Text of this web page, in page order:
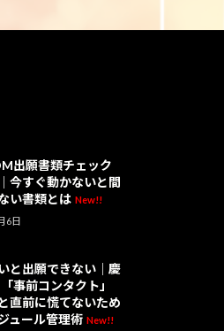
出願書類チェック
今すぐ動かないと間
い書類とは New!!
6日
と出願できない｜慶
事前コンタクト」
直前に慌てないため
ュール管理術 New!!